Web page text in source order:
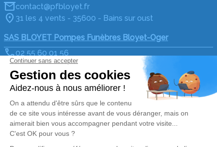
contact@pfbloyet.fr
31 les 4 vents - 35600 - Bains sur oust
SAS BLOYET Pompes Funèbres Bloyet-Oger
02 55 60 01 56
contact@pfbloyet.fr
Route de Vannes - 56350 - Allaire
4.9/5 - 97 avis
Nos Services
Organiser des obsèques
Monuments funéraires
Services aux familles
Liens utiles
Avis de décès
Demande de rendez-vous